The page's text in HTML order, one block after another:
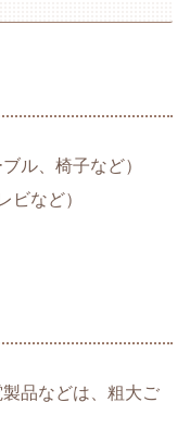
ル、椅子など）
ビなど）
品などは、粗大ご